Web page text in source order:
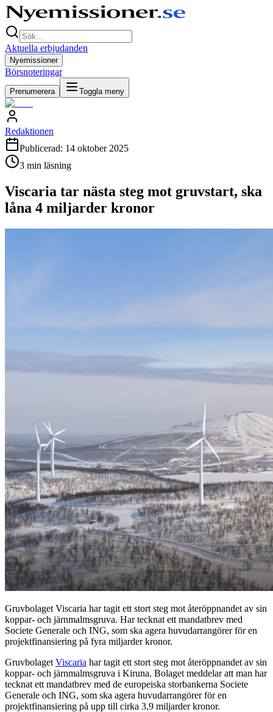
Aktuella erbjudanden
Nyemissioner
Börsnoteringar
Prenumerera Toggla meny
Redaktionen
Publicerad: 14 oktober 2025
3 min läsning
Viscaria tar nästa steg mot gruvstart, ska
låna 4 miljarder kronor
Gruvbolaget Viscaria har tagit ett stort steg mot återöppnandet av sin
koppar- och järnmalmsgruva. Har tecknat ett mandatbrev med
Societe Generale och ING, som ska agera huvudarrangörer för en
projektfinansiering på fyra miljarder kronor.
Gruvbolaget Viscaria har tagit ett stort steg mot återöppnandet av sin
koppar- och järnmalmsgruva i Kiruna. Bolaget meddelar att man har
tecknat ett mandatbrev med de europeiska storbankerna Societe
Generale och ING, som ska agera huvudarrangörer för en
projektfinansiering på upp till cirka 3,9 miljarder kronor.